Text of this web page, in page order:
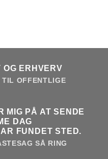
ERHVERV
TIL OFFENTLIGE
MIG PÅ AT SENDE
DAG
FUNDET STED.
SÅ RING